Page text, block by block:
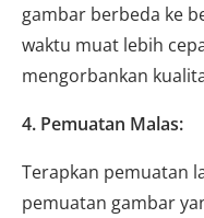
gambar berbeda ke
waktu muat lebih
mengorbankan
4. Pemuatan Malas:
Terapkan pemuatan
pemuatan gambar